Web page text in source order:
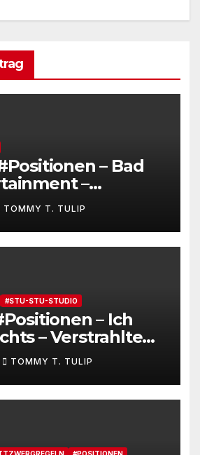
– Bad
–
ungeheurer
und soziale
TOMMY T. TULIP
#STU-STU-STUDIO
– Ich
– Verstrahlte
verstrahlte
verstrahltes
auf Social
TOMMY T. TULIP